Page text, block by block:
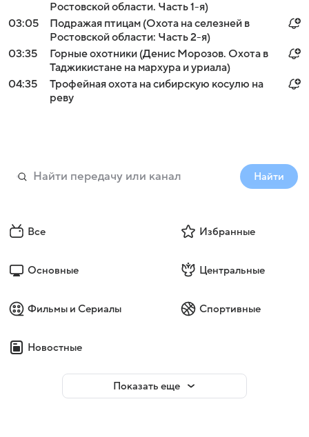
Ростовской области. Часть 1-я)
03:05
Подражая птицам (Охота на селезней в
Ростовской области: Часть 2-я)
03:35
Горные охотники (Денис Морозов. Охота в
Таджикистане на мархура и уриала)
04:35
Трофейная охота на сибирскую косулю на
реву
Найти
Все Избранные
Основные Центральные
Фильмы и Сериалы Спортивные
Новостные
Показать еще